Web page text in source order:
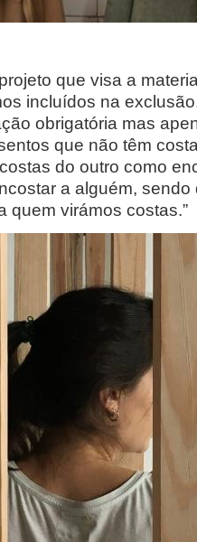
que visa a
incluídos na
obrigatória mas
que não têm
do outro como
a alguém,
quem virámos costas.”